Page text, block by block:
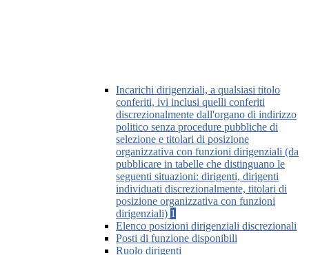
Incarichi dirigenziali, a qualsiasi titolo
conferiti, ivi inclusi quelli conferiti
discrezionalmente dall'organo di indirizzo
politico senza procedure pubbliche di
selezione e titolari di posizione
organizzativa con funzioni dirigenziali (da
pubblicare in tabelle che distinguano le
seguenti situazioni: dirigenti, dirigenti
individuati discrezionalmente, titolari di
posizione organizzativa con funzioni
dirigenziali) 1
Elenco posizioni dirigenziali discrezionali
Posti di funzione disponibili
Ruolo dirigenti